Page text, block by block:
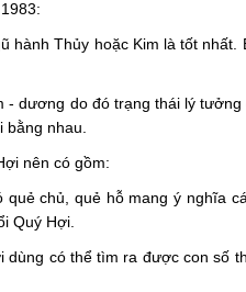
hành Thủy hoặc Kim là tốt
dương do đó trạng thái lý
nhau.
nên có gồm:
chủ, quẻ hỗ mang ý nghĩa
Quý Hợi.
có thể tìm ra được con số